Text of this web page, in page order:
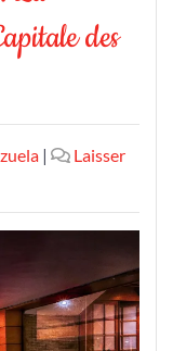
des
|
Laisser